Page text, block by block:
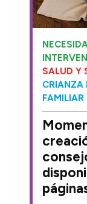
SALUD Y
CRIANZA
FAMILIAR